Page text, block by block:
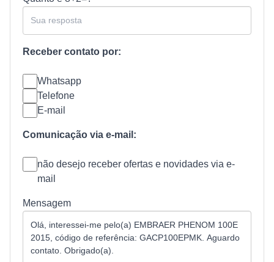
Receber contato por:
Whatsapp
Telefone
E-mail
Comunicação via e-mail:
não desejo receber ofertas e novidades via e-
mail
Mensagem